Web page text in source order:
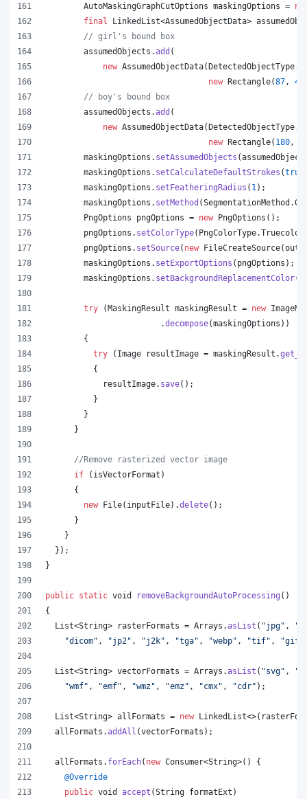
AutoMaskingGraphCutOptions maskingOptions =
final
LinkedList<AssumedObjectData>
// girl's bound box
assumedObjects .add (
new AssumedObjectData(DetectedObjectType.
new Rectangle(87 , 47
// boy's bound box
assumedObjects .add (
new AssumedObjectData(DetectedObjectType.
new Rectangle( 180 ,
maskingOptions . setAssumedObjects (
maskingOptions . setCalculateDefaultStrokes (true
maskingOptions . setFeatheringRadius ( 1 );
maskingOptions . setMethod (SegmentationMethod .
PngOptions
pngOptions = new PngOptions ();
pngOptions . setColorType( PngColorType.
pngOptions . setSource( new FileCreateSource(
maskingOptions . setExportOptions ( pngOptions );
maskingOptions . setBackgroundReplacementColor(
try (MaskingResult maskingResult = new
                        .
decompose(maskingOptions ))
        {
try ( Image resultImage = maskingResult .
          {
resultImage. save();
          }
        }
      }
//Remove rasterized vector image
if ( isVectorFormat )
      {
new File( inputFile).delete();
      }
    }
  });
}
public static void removeBackgroundAutoProcessing ()
{
List<String> rasterFormats = Arrays .asList ( "jpg" ,
"dicom" , "jp2" , "j2k" , "tga" , "webp" , "tif" , "gif"
List<String> vectorFormats = Arrays .asList ( "svg" ,
"wmf" , "emf" , "wmz" , "emz" , "cmx" , "cdr" );
List<String> allFormats = new LinkedList<>(
allFormats .addAll (vectorFormats );
allFormats . forEach( new Consumer<String>() {
@Override
public void accept (String formatExt )